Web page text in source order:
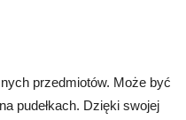
przedmiotów. Może być
pudełkach. Dzięki swojej